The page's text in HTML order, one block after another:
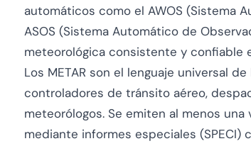
automáticos como el AWOS (Sistema
ASOS (Sistema Automático de
meteorológica consistente y confiable
Los METAR son el lenguaje universal
controladores de tránsito aéreo,
meteorólogos. Se emiten al menos
mediante informes especiales